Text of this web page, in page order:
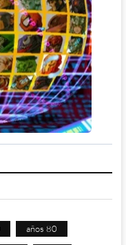
años 80